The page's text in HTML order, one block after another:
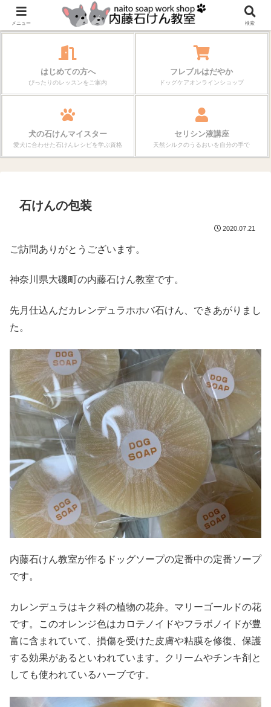
作る楽しさが、毎日の暮らしを変えていく。
はじめての方へ
ぴったりのレッスンをご案内
フレブルはだやか
ドッグケアオンラインショップ
犬の石けんマイスター
愛犬に合わせた石けんレシピを学ぶ資格
セリシン液講座
天然シルクのうるおいを自分の手で
石けんの包装
2020.07.21
ご訪問ありがとうございます。
神奈川県大磯町の内藤石けん教室です。
先月仕込んだカレンデュラホホバ石けん、できあがりまし
た。
内藤石けん教室が作るドッグソープの定番中の定番ソープ
です。
カレンデュラはキク科の植物の花弁。マリーゴールドの花
です。このオレンジ色はカロテノイドやフラボノイドが豊
富に含まれていて、損傷を受けた皮膚や粘膜を修復、保護
する効果があるといわれています。クリームやチンキ剤と
しても使われているハーブです。
メニュー 検索